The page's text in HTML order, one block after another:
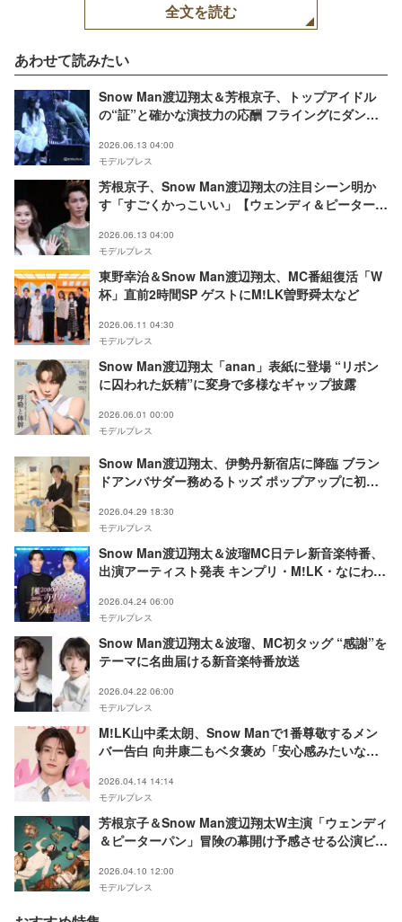
全文を読む
あわせて読みたい
Snow Man渡辺翔太＆芳根京子、トップアイドル
の“証”と確かな演技力の応酬 フライングにダン
ン」ゲネプロレポ】
2026.06.13 04:00
モデルプレス
芳根京子、Snow Man渡辺翔太の注目シーン明か
す「すごくかっこいい」【ウェンディ＆ピーターパ
2026.06.13 04:00
モデルプレス
東野幸治＆Snow Man渡辺翔太、MC番組復活「W
杯」直前2時間SP ゲストにM!LK曽野舜太など
2026.06.11 04:30
モデルプレス
Snow Man渡辺翔太「anan」表紙に登場 “リボン
に囚われた妖精”に変身で多様なギャップ披露
2026.06.01 00:00
モデルプレス
Snow Man渡辺翔太、伊勢丹新宿店に降臨 ブラン
ドアンバサダー務めるトッズ ポップアップに初来
2026.04.29 18:30
モデルプレス
Snow Man渡辺翔太＆波瑠MC日テレ新音楽特番、
出演アーティスト発表 キンプリ・M!LK・なにわ男
2026.04.24 06:00
モデルプレス
Snow Man渡辺翔太＆波瑠、MC初タッグ “感謝”を
テーマに名曲届ける新音楽特番放送
2026.04.22 06:00
モデルプレス
M!LK山中柔太朗、Snow Manで1番尊敬するメン
バー告白 向井康二もベタ褒め「安心感みたいなの
2026.04.14 14:14
モデルプレス
芳根京子＆Snow Man渡辺翔太W主演「ウェンディ
＆ピーターパン」冒険の幕開け予感させる公演ビジ
2026.04.10 12:00
モデルプレス